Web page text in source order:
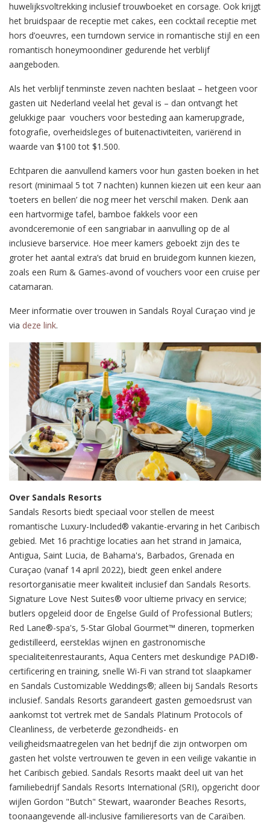
huwelijksvoltrekking inclusief trouwboeket en corsage. Ook krijgt
het bruidspaar de receptie met cakes, een cocktail receptie met
hors d’oeuvres, een turndown service in romantische stijl en een
romantisch honeymoondiner gedurende het verblijf
aangeboden.
Als het verblijf tenminste zeven nachten beslaat – hetgeen voor
gasten uit Nederland veelal het geval is – dan ontvangt het
gelukkige paar vouchers voor besteding aan kamerupgrade,
fotografie, overheidsleges of buitenactiviteiten, variërend in
waarde van $100 tot $1.500.
Echtparen die aanvullend kamers voor hun gasten boeken in het
resort (minimaal 5 tot 7 nachten) kunnen kiezen uit een keur aan
‘toeters en bellen’ die nog meer het verschil maken. Denk aan
een hartvormige tafel, bamboe fakkels voor een
avondceremonie of een sangriabar in aanvulling op de al
inclusieve barservice. Hoe meer kamers geboekt zijn des te
groter het aantal extra’s dat bruid en bruidegom kunnen kiezen,
zoals een Rum & Games-avond of vouchers voor een cruise per
catamaran.
Meer informatie over trouwen in Sandals Royal Curaçao vind je
via deze link.
Over Sandals Resorts
Sandals Resorts biedt speciaal voor stellen de meest
romantische Luxury-Included® vakantie-ervaring in het Caribisch
gebied. Met 16 prachtige locaties aan het strand in Jamaica,
Antigua, Saint Lucia, de Bahama's, Barbados, Grenada en
Curaçao (vanaf 14 april 2022), biedt geen enkel andere
resortorganisatie meer kwaliteit inclusief dan Sandals Resorts.
Signature Love Nest Suites® voor ultieme privacy en service;
butlers opgeleid door de Engelse Guild of Professional Butlers;
Red Lane®-spa's, 5-Star Global Gourmet™ dineren, topmerken
gedistilleerd, eersteklas wijnen en gastronomische
specialiteitenrestaurants, Aqua Centers met deskundige PADI®-
certificering en training, snelle Wi-Fi van strand tot slaapkamer
en Sandals Customizable Weddings®; alleen bij Sandals Resorts
inclusief. Sandals Resorts garandeert gasten gemoedsrust van
aankomst tot vertrek met de Sandals Platinum Protocols of
Cleanliness, de verbeterde gezondheids- en
veiligheidsmaatregelen van het bedrijf die zijn ontworpen om
gasten het volste vertrouwen te geven in een veilige vakantie in
het Caribisch gebied. Sandals Resorts maakt deel uit van het
familiebedrijf Sandals Resorts International (SRI), opgericht door
wijlen Gordon "Butch" Stewart, waaronder Beaches Resorts,
toonaangevende all-inclusive familieresorts van de Caraïben.